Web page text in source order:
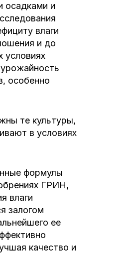
осадками и
влаги
и до
условиях
особенно
те культуры,
в условиях
формулы
ГРИН,
влаги
залогом
ее
качество и